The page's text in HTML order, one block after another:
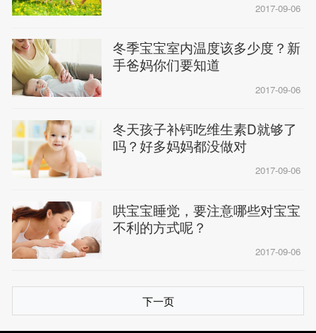
2017-09-06
冬季宝宝室内温度该多少度？新
手爸妈你们要知道
2017-09-06
冬天孩子补钙吃维生素D就够了
吗？好多妈妈都没做对
2017-09-06
哄宝宝睡觉，要注意哪些对宝宝
不利的方式呢？
2017-09-06
下一页